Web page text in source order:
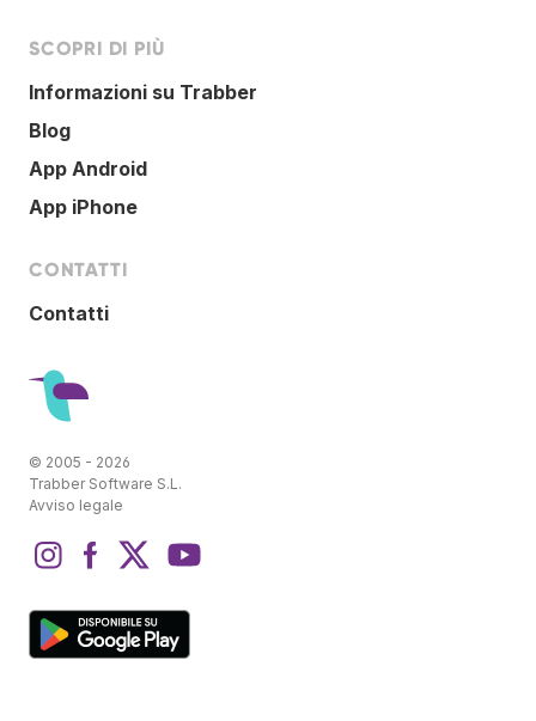
SCOPRI DI PIÙ
Informazioni su Trabber
Blog
App Android
App iPhone
CONTATTI
Contatti
© 2005 - 2026
Trabber Software S.L.
Avviso legale